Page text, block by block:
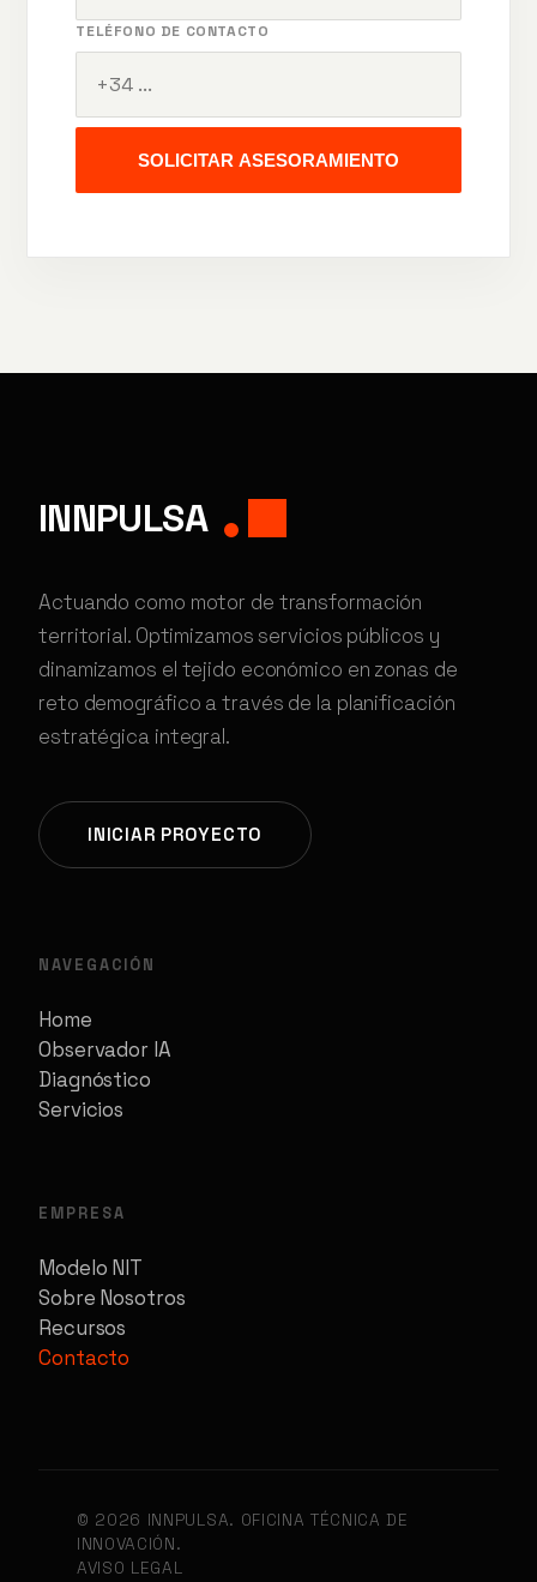
TELÉFONO DE CONTACTO
SOLICITAR ASESORAMIENTO
INNPULSA
Actuando como motor de transformación
territorial. Optimizamos servicios públicos y
dinamizamos el tejido económico en zonas de
reto demográfico a través de la planificación
estratégica integral.
INICIAR PROYECTO
NAVEGACIÓN
Home
Observador IA
Diagnóstico
Servicios
EMPRESA
Modelo NIT
Sobre Nosotros
Recursos
Contacto
© 2026 INNPULSA. OFICINA TÉCNICA DE
INNOVACIÓN.
AVISO LEGAL